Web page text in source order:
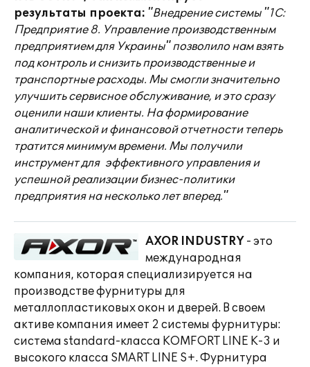
результаты проекта: "Внедрение системы "1С:
Предприятие 8. Управление производственным
предприятием для Украины" позволило нам взять
под контроль и снизить производственные и
транспортные расходы. Мы смогли значительно
улучшить сервисное обслуживание, и это сразу
оценили наши клиенты. На формирование
аналитической и финансовой отчетности теперь
тратится минимум времени. Мы получили
инструмент для эффективного управления и
успешной реализации бизнес-политики
предприятия на несколько лет вперед."
AXOR INDUSTRY - это
международная
компания, которая специализируется на
производстве фурнитуры для
металлопластиковых окон и дверей. В своем
активе компания имеет 2 системы фурнитуры:
система standard-класса KOMFORT LINE K-3 и
высокого класса SMART LINE S+. Фурнитура